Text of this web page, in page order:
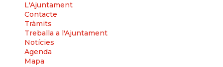
L'Ajuntament
Contacte
Tràmits
Treballa a l'Ajuntament
Notícies
Agenda
Mapa